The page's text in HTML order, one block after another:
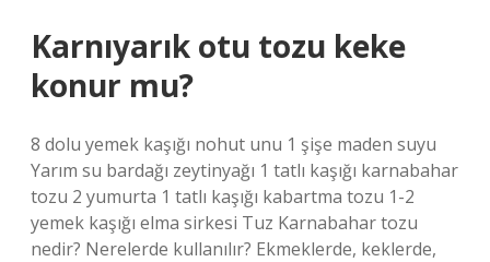
Karnıyarık otu tozu keke
konur mu?
8 dolu yemek kaşığı nohut unu 1 şişe maden suyu
Yarım su bardağı zeytinyağı 1 tatlı kaşığı karnabahar
tozu 2 yumurta 1 tatlı kaşığı kabartma tozu 1-2
yemek kaşığı elma sirkesi Tuz Karnabahar tozu
nedir? Nerelerde kullanılır? Ekmeklerde, keklerde,